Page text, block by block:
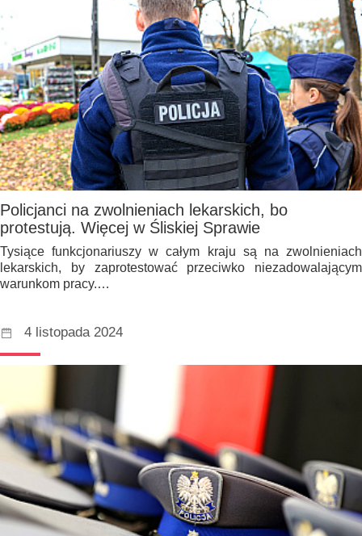
Policjanci na zwolnieniach lekarskich, bo
protestują. Więcej w Śliskiej Sprawie
Tysiące funkcjonariuszy w całym kraju są na zwolnieniach
lekarskich, by zaprotestować przeciwko niezadowalającym
warunkom pracy.…
4 listopada 2024